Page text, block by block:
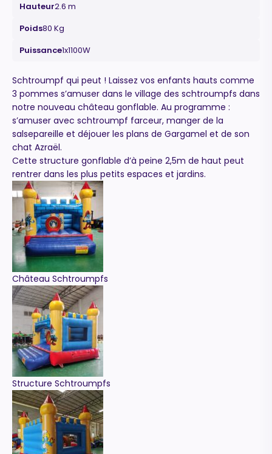
Hauteur2.6 m
Poids80 Kg
Puissance1x1100W
Schtroumpf qui peut ! Laissez vos enfants hauts comme
3 pommes s’amuser dans le village des schtroumpfs dans
notre nouveau château gonflable. Au programme :
s’amuser avec schtroumpf farceur, manger de la
salsepareille et déjouer les plans de Gargamel et de son
chat Azraël.
Cette structure gonflable d’à peine 2,5m de haut peut
rentrer dans les plus petits espaces et jardins.
Château Schtroumpfs
Structure Schtroumpfs
Maurice
Configurateur IA · En ligne